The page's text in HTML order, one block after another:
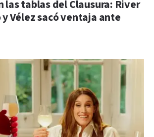
las tablas del Clausura: River
Vélez sacó ventaja ante